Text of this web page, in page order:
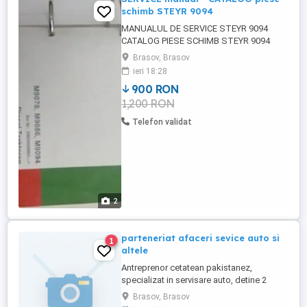
2
schimb STEYR 9094
MANUALUL DE SERVICE STEYR 9094
CATALOG PIESE SCHIMB STEYR 9094
LIMBA ENGLEZA TRACTOR 2 VOLUME
(BIBLIORAFTRI DIMENSIUNI 275 MM
(LAȚIME) X 310 MM INALȚIME) X 90 MM
(GROSIME)
Brasov, Brasov
ieri 18:28
900 RON
1,200 RON
Telefon validat
1
parteneriat afaceri sevice auto si
altele
Antreprenor cetatean pakistanez,
specializat in servisare auto, detine 2
service auto in Rawalpindi, Pakistan,
serios, muncitor, posesor certificate
Brasov, Brasov